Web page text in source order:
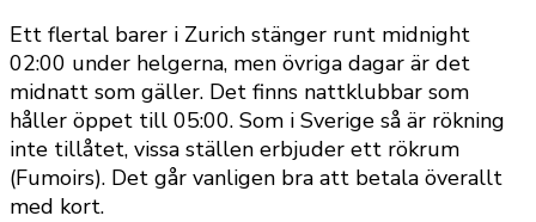
Ett flertal barer i Zurich stänger runt midnight
02:00 under helgerna, men övriga dagar är det
midnatt som gäller. Det finns nattklubbar som
håller öppet till 05:00. Som i Sverige så är rökning
inte tillåtet, vissa ställen erbjuder ett rökrum
(Fumoirs). Det går vanligen bra att betala överallt
med kort.